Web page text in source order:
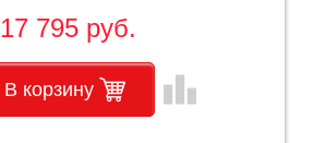
17 795 руб.
В корзину leaderboard